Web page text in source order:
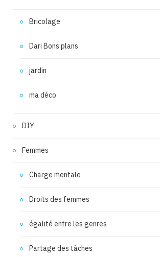
Bricolage
Dari Bons plans
jardin
ma déco
DIY
Femmes
Charge mentale
Droits des femmes
égalité entre les genres
Partage des tâches